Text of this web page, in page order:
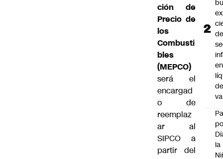
ción de
Precio de
los
Combusti
bles
(MEPCO)
será el
encargad
o de
reemplaz
ar al
SIPCO a
partir del
de
en
de
la